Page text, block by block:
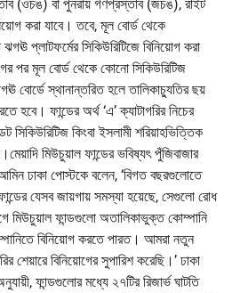
(ওচঙ) বা পুনরায় গণপ্রস্তাব (জচঙ), রাইট
করা যাবে। তবে, মূল বোর্ড থেকে
প্লাটফর্মের সিকিউরিটিজে বিনিয়োগ করা
পর মূল বোর্ড থেকে কোনো সিকিউরিটিজ
বোর্ডে স্থানান্তরিত হলে তালিকাচ্যুতির ছয়
হবে। ফান্ডের অর্থ ‘এ’ ক্যাটাগরির নিচের
সিকিউরিটিজ কিংবা ইসলামী শরিয়াহভিত্তিক
মিউচুয়াল ফান্ডের ভবিষ্যৎ পুঁজিবাজার
ঢাকা পোস্টকে বলেন, ‘বিগত বছরগুলোতে
যেসব জায়গায় সমস্যা হয়েছে, সেগুলো রোধ
মিউচুয়াল ফান্ডগুলো অতালিকাভুক্ত কোম্পানি
বিনিয়োগ করতে পারত। আমরা নতুন
শেয়ারে বিনিয়োগের সুপারিশ করেছি।’ ঢাকা
ফান্ডগুলোর মধ্যে ২৭টির রিজার্ভ ঘাটতি